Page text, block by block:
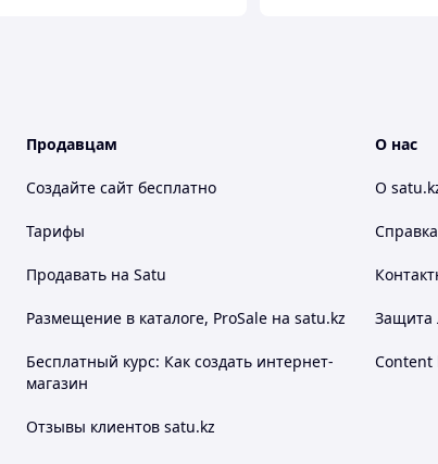
Продавцам
Создайте сайт бесплатно
Тарифы
Продавать на Satu
Размещение в каталоге, ProSale на satu.kz
Бесплатный курс: Как создать интернет-
магазин
Отзывы клиентов satu.kz
О нас
О
Защита